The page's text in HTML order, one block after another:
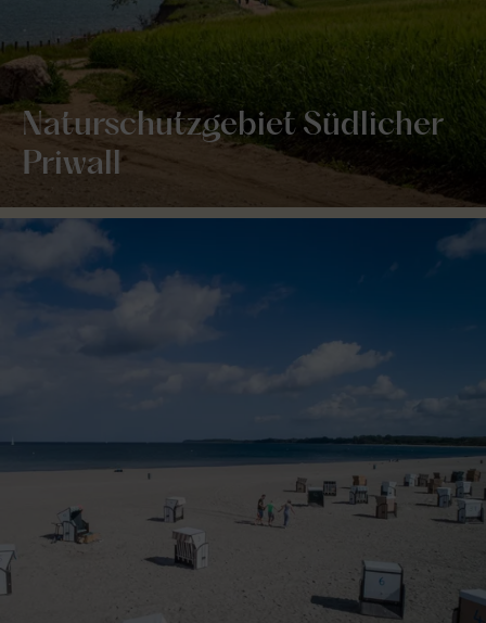
Naturschutzgebiet Südlicher
Priwall